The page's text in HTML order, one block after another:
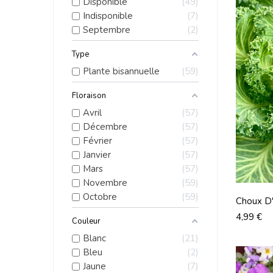
Indisponible
7
Septembre
2
Type
Plante bisannuelle 59
Floraison
Avril
57
Décembre
57
Février
57
Janvier
57
Mars
57
Novembre
59
Octobre
59
Couleur
Blanc
21
Bleu
2
Jaune
7
Choux
Prix
4,99 €